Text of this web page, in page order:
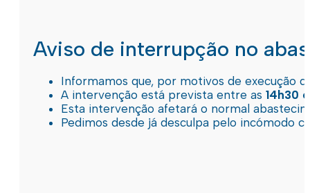
Aviso de interrupção no
Informamos que, por motivos de execução
A intervenção está prevista entre as 14h30
Esta intervenção afetará o normal
Pedimos desde já desculpa pelo incómodo